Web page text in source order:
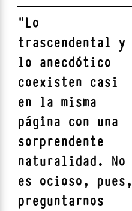
"Lo
trascendental y
lo anecdótico
coexisten casi
en la misma
página con una
sorprendente
naturalidad. No
es ocioso, pues,
preguntarnos